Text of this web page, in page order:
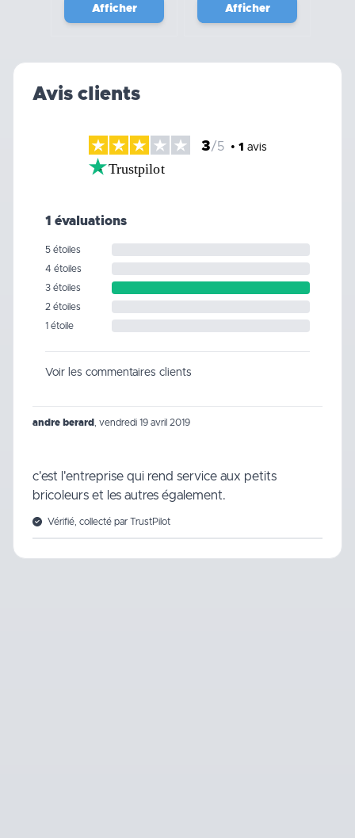
Afficher Afficher
Avis clients
3/5 • 1 avis
Trustpilot
1 évaluations
5 étoiles
4 étoiles
3 étoiles
2 étoiles
1 étoile
Voir les commentaires clients
andre berard vendredi 19 avril 2019
c'est l'entreprise qui rend service aux petits
bricoleurs et les autres également.
Vérifié, collecté par TrustPilot